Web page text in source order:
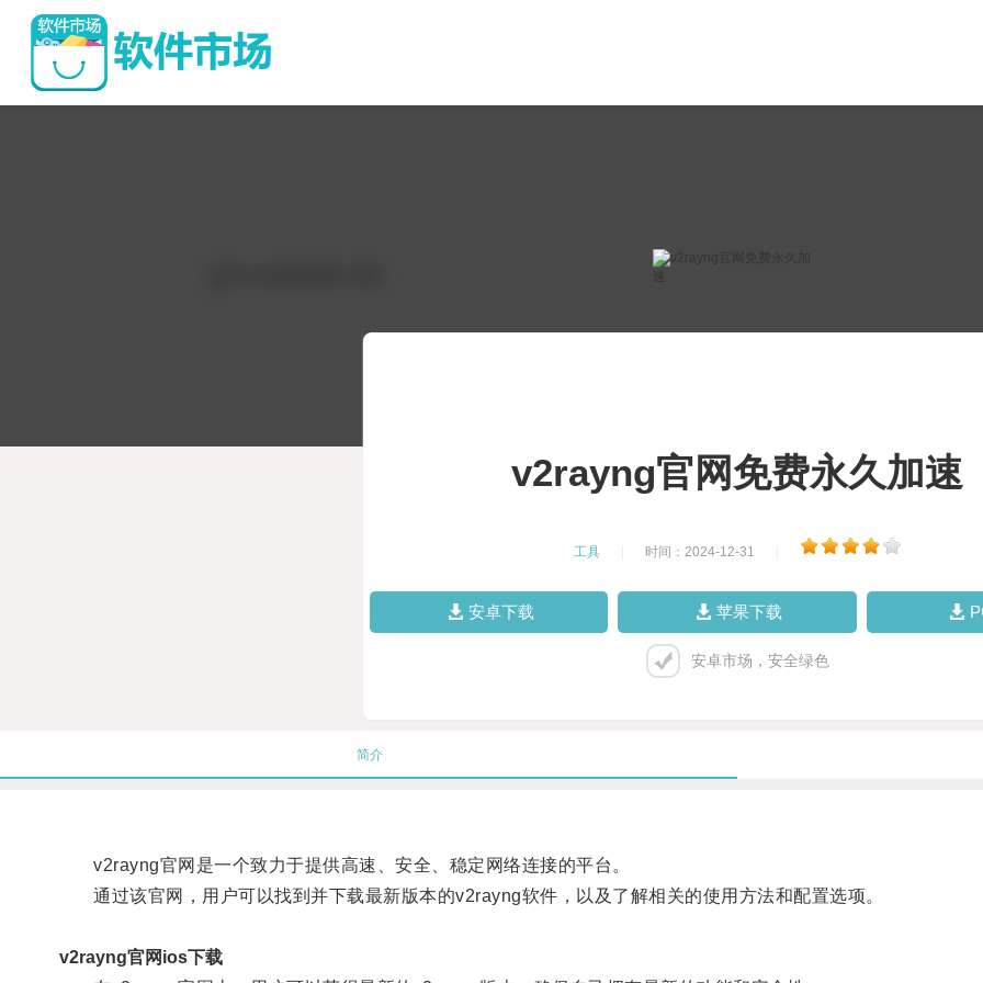
v2rayng官网免费永久加速
工具 时间：2024-12-31
安卓下载 苹果下载
安卓市场，安全绿色
简介
v2rayng官网是一个致力于提供高速、安全、稳定网络连接的平台。
通过该官网，用户可以找到并下载最新版本的v2rayng软件，以及了解相关的使用方法和配置选项。
v2rayng官网ios下载